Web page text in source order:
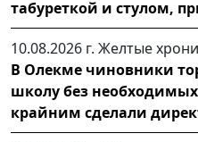
табуреткой и стулом,
10.08.2026 г. Желтые
В Олекме чиновники
школу без
крайним сделали